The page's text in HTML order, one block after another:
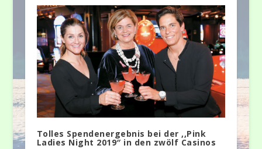
Tolles Spendenergebnis bei der ,,Pink
Ladies Night 2019″ in den zwölf Casinos